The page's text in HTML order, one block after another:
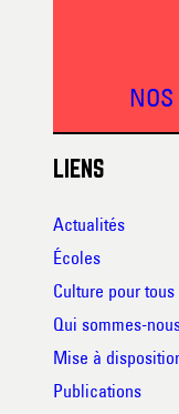
LIENS
Actualités
Écoles
Culture pour tous
Qui sommes-
Mise à
Publications